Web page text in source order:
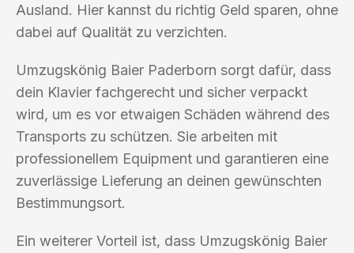
Ausland. Hier kannst du richtig Geld sparen, ohne
dabei auf Qualität zu verzichten.
Umzugskönig Baier Paderborn sorgt dafür, dass
dein Klavier fachgerecht und sicher verpackt
wird, um es vor etwaigen Schäden während des
Transports zu schützen. Sie arbeiten mit
professionellem Equipment und garantieren eine
zuverlässige Lieferung an deinen gewünschten
Bestimmungsort.
Ein weiterer Vorteil ist, dass Umzugskönig Baier